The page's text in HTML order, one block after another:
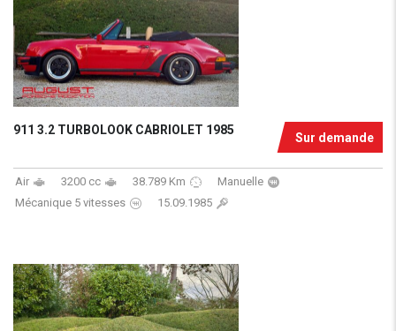
Sur demande
911 3.2 TURBOLOOK CABRIOLET 1985
Air 3200 cc 38.789 Km
Manuelle
Mécanique 5 vitesses
15.09.1985